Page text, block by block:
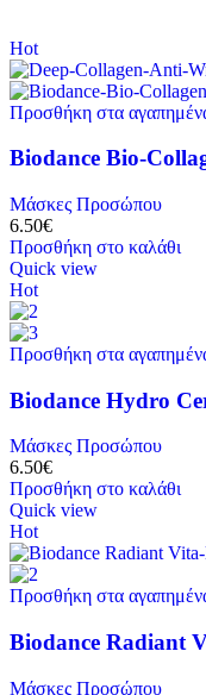
Hot
Προσθήκη στα
Biodance Bio-
Μάσκες Προσώπου
6.50€
Προσθήκη στο καλάθι
Quick view
Hot
Προσθήκη στα
Biodance Hydro
Μάσκες Προσώπου
6.50€
Προσθήκη στο καλάθι
Quick view
Hot
Προσθήκη στα
Biodance Radiant
Μάσκες Προσώπου